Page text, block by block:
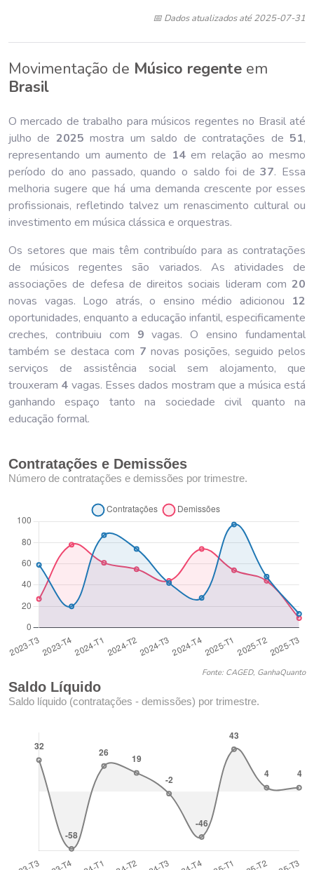
📅 Dados atualizados até 2025-07-31
Movimentação de Músico regente em
Brasil
O mercado de trabalho para músicos regentes no Brasil até
julho de 2025 mostra um saldo de contratações de 51,
representando um aumento de 14em relação ao mesmo
período do ano passado, quando o saldo foi de37. Essa
melhoria sugere que há uma demanda crescente por esses
profissionais, refletindo talvez um renascimento cultural ou
investimento em música clássica e orquestras.
Os setores que mais têm contribuído para as contratações
de músicos regentes são variados. As atividades de
associações de defesa de direitos sociais lideram com 20
novas vagas. Logo atrás, o ensino médio adicionou 12
oportunidades, enquanto a educação infantil, especificamente
creches, contribuiu com 9 vagas. O ensino fundamental
também se destaca com 7 novas posições, seguido pelos
serviços de assistência social sem alojamento, que
trouxeram 4 vagas. Esses dados mostram que a música está
ganhando espaço tanto na sociedade civil quanto na
educação formal.
Contratações e Demissões
Número de contratações e demissões por trimestre.
Fonte: CAGED, GanhaQuanto
Saldo Líquido
Saldo líquido (contratações - demissões) por trimestre.